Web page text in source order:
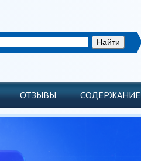
ОТЗЫВЫ СОДЕРЖАНИЕ